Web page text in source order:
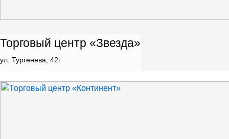
Торговый центр «Звезда»
ул. Тургенева, 42г